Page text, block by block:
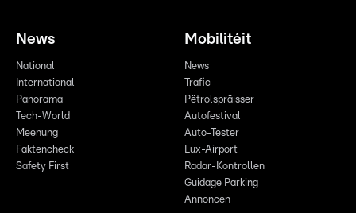
News
National
International
Panorama
Tech-World
Meenung
Faktencheck
Safety First
Mobilitéit
News
Trafic
Pëtrolspräisser
Autofestival
Auto-Tester
Lux-Airport
Radar-Kontrollen
Guidage Parking
Annoncen